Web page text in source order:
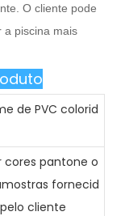
O cliente pode
a piscina mais
de PVC colorid
cores pantone o
fornecid
cliente